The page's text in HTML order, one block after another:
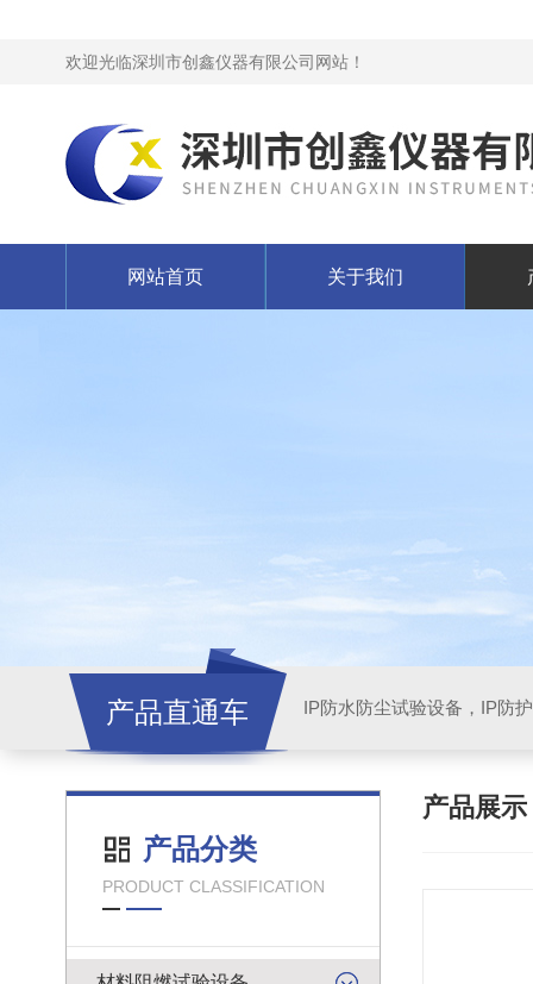
欢迎光临深圳市创鑫仪器有限公司网站！
网站首页 关于我们
产品直通车
产品分类
PRODUCT CLASSIFICATION
产品展示